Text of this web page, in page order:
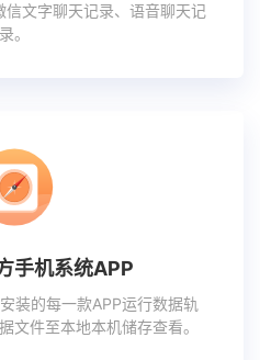
文字聊天记录、语音聊天记
录。
手机系统APP
装的每一款APP运行数据轨
文件至本地本机储存查看。